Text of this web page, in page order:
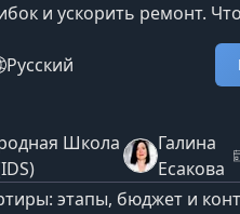
и ускорить ремонт.
он помогаетНабор
необходимые
с нуля или планирует
сразу применять
по освещениюПодробное
грамотно сп
Русский
Школа
Галина
Есакова
этапы, бюджет и